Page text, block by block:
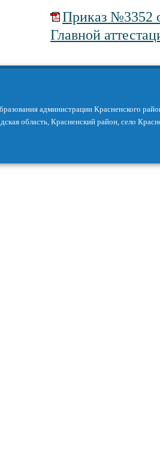
Приказ №3352
Главной
администрации Красненского
область, Красненский район, село